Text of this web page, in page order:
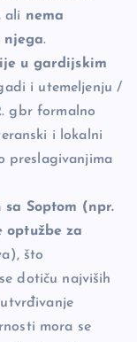
ali nema
njega.
u gardijskim
i utemeljenju /
gbr formalno
i lokalni
preslagivanjima
Soptom (npr.
optužbe za
što
dotiču najviših
mora se